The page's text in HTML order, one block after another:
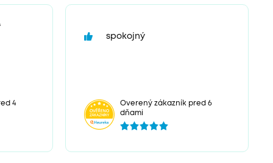
4
spokojný
Overený zákazník pred 6
dňami